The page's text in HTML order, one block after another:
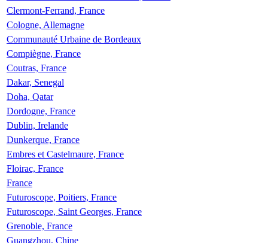
Clermont-Ferrand, France
Cologne, Allemagne
Communauté Urbaine de Bordeaux
Compiègne, France
Coutras, France
Dakar, Senegal
Doha, Qatar
Dordogne, France
Dublin, Irelande
Dunkerque, France
Embres et Castelmaure, France
Floirac, France
France
Futuroscope, Poitiers, France
Futuroscope, Saint Georges, France
Grenoble, France
Guangzhou, Chine